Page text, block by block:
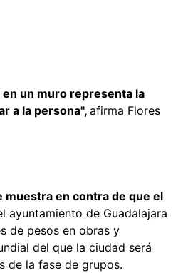
en un muro representa la
a la persona", afirma Flores
muestra en contra de que el
ayuntamiento de Guadalajara
de pesos en obras y
del que la ciudad será
de la fase de grupos.